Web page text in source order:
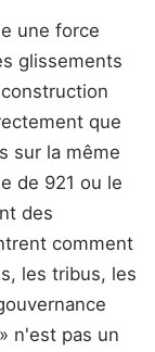
une force
glissements
que
sur la même
de 921 ou le
des
comment
les tribus, les
n'est pas un